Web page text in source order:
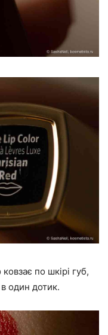
по шкірі губ,
один дотик.